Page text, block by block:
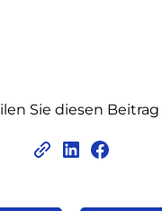
Sie diesen Beitrag